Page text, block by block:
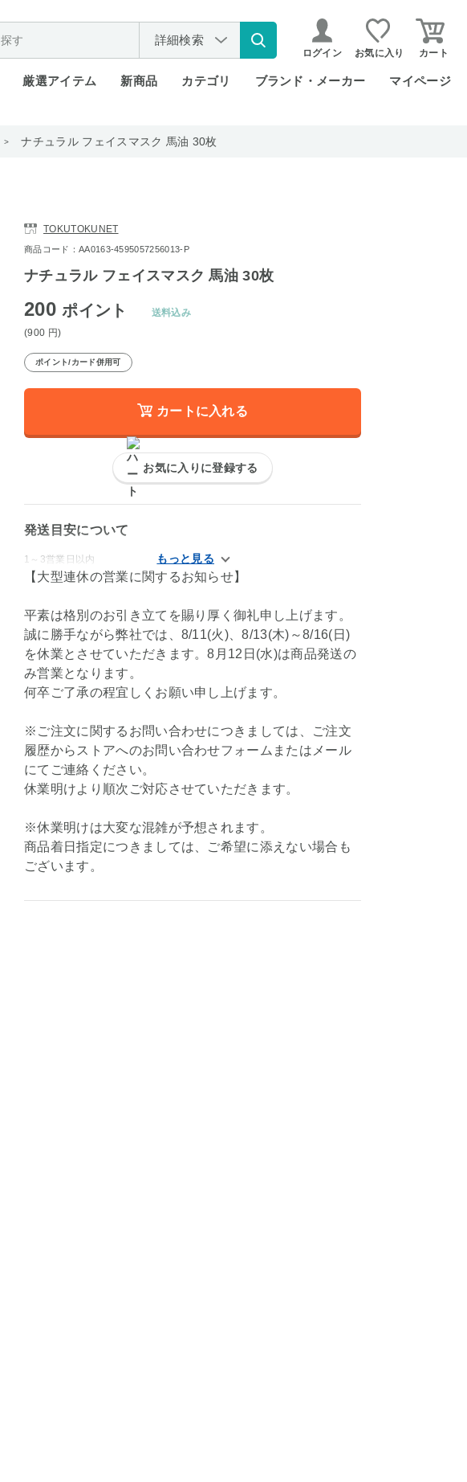
詳細検索
ログイン お気に入り カート
厳選アイテム 新商品 カテゴリ ブランド・メーカー マイページ
ナチュラル フェイスマスク 馬油 30枚
TOKUTOKUNET
商品コード：AA0163-4595057256013-P
ナチュラル フェイスマスク 馬油 30枚
200ポイント
(900 円)
送料込み
ポイント/カード併用可
カートに入れる
お気に入りに登録する
発送目安について
1～3営業日以内
【大型連休の営業に関するお知らせ】
平素は格別のお引き立てを賜り厚く御礼申し上げます。
誠に勝手ながら弊社では、8/11(火)、8/13(木)～8/16(日)
を休業とさせていただきます。8月12日(水)は商品発送の
み営業となります。
何卒ご了承の程宜しくお願い申し上げます。
※ご注文に関するお問い合わせにつきましては、ご注文
履歴からストアへのお問い合わせフォームまたはメール
にてご連絡ください。
休業明けより順次ご対応させていただきます。
※休業明けは大変な混雑が予想されます。
商品着日指定につきましては、ご希望に添えない場合も
ございます。